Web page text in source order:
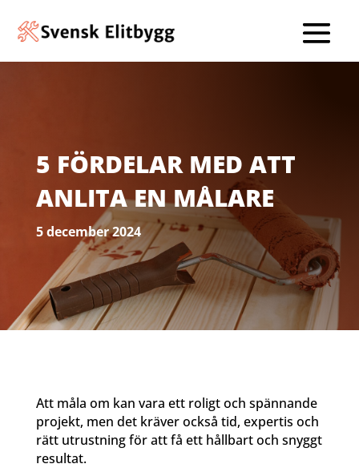
5 FÖRDELAR MED ATT
ANLITA EN MÅLARE
5 december 2024
Att måla om kan vara ett roligt och spännande
projekt, men det kräver också tid, expertis och
rätt utrustning för att få ett hållbart och snyggt
resultat.